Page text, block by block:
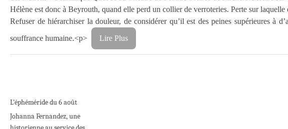
Hélène est donc à Beyrouth, quand elle perd un collier de verroteries. Perte sur
Refuser de hiérarchiser la douleur, de considérer qu’il est des peines supérieures à
souffrance humaine.<p> Lire Plus
L’éphéméride du 6 août
Johanna Fernandez, une